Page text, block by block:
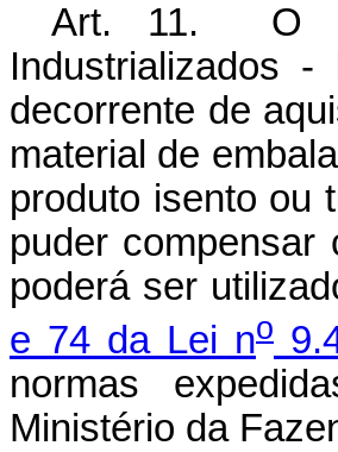
Art. 11. O
Industrializados -
decorrente de
material de
produto isento ou
puder
poderá ser
e 74 da Lei no
normas
Ministério da